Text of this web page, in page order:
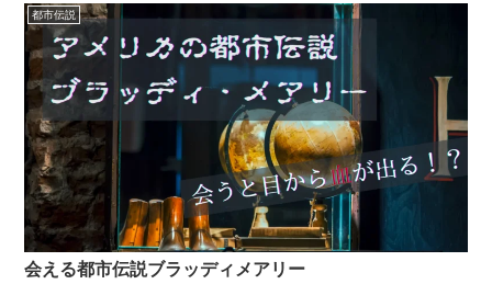
都市伝説
会える都市伝説ブラッディメアリー